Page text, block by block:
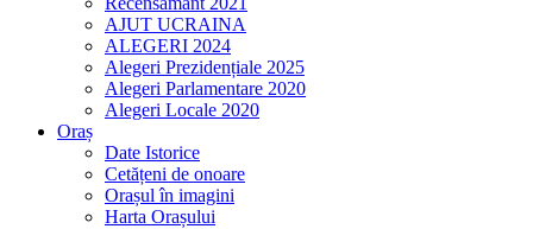
AJUT UCRAINA
ALEGERI 2024
Alegeri Prezidențiale 2025
Alegeri Parlamentare 2020
Alegeri Locale 2020
Oraș
Date Istorice
Cetățeni de onoare
Orașul în imagini
Harta Orașului